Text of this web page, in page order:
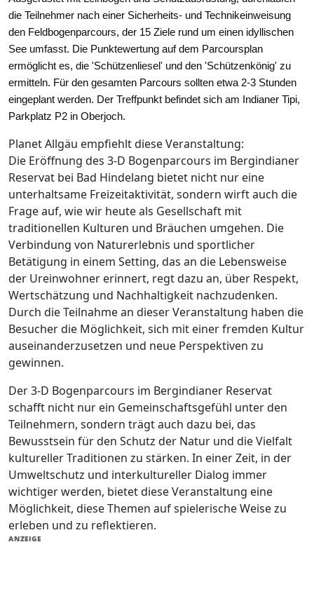
die Teilnehmer nach einer Sicherheits- und Technikeinweisung
den Feldbogenparcours, der 15 Ziele rund um einen idyllischen
See umfasst. Die Punktewertung auf dem Parcoursplan
ermöglicht es, die 'Schützenliesel' und den 'Schützenkönig' zu
ermitteln. Für den gesamten Parcours sollten etwa 2-3 Stunden
eingeplant werden. Der Treffpunkt befindet sich am Indianer Tipi,
Parkplatz P2 in Oberjoch.
Planet Allgäu empfiehlt diese Veranstaltung:
Die Eröffnung des 3-D Bogenparcours im Bergindianer
Reservat bei Bad Hindelang bietet nicht nur eine
unterhaltsame Freizeitaktivität, sondern wirft auch die
Frage auf, wie wir heute als Gesellschaft mit
traditionellen Kulturen und Bräuchen umgehen. Die
Verbindung von Naturerlebnis und sportlicher
Betätigung in einem Setting, das an die Lebensweise
der Ureinwohner erinnert, regt dazu an, über Respekt,
Wertschätzung und Nachhaltigkeit nachzudenken.
Durch die Teilnahme an dieser Veranstaltung haben die
Besucher die Möglichkeit, sich mit einer fremden Kultur
auseinanderzusetzen und neue Perspektiven zu
gewinnen.
Der 3-D Bogenparcours im Bergindianer Reservat
schafft nicht nur ein Gemeinschaftsgefühl unter den
Teilnehmern, sondern trägt auch dazu bei, das
Bewusstsein für den Schutz der Natur und die Vielfalt
kultureller Traditionen zu stärken. In einer Zeit, in der
Umweltschutz und interkultureller Dialog immer
wichtiger werden, bietet diese Veranstaltung eine
Möglichkeit, diese Themen auf spielerische Weise zu
erleben und zu reflektieren.
ANZEIGE